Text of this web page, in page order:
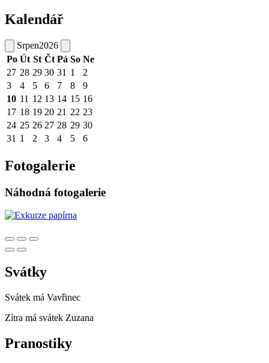
Kalendář
Srpen2026
Po Út St Čt Pá So Ne
27 28 29 30 31 1
2
3
4 5 6 7 8
9
10 11 12 13 14 15 16
17 18 19 20 21 22 23
24 25 26 27 28 29 30
31 1 2 3 4 5 6
Fotogalerie
Náhodná fotogalerie
Svátky
Svátek má Vavřinec
Zítra má svátek Zuzana
Pranostiky